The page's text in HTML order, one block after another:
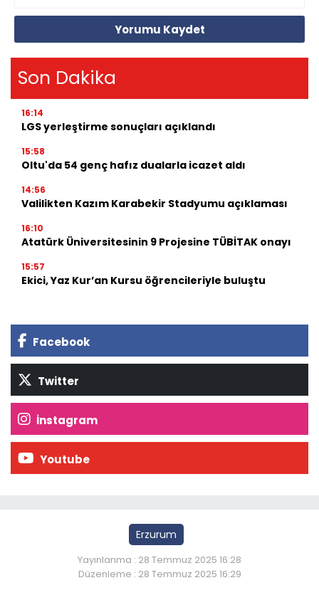
Yorumu Kaydet
Son Dakika
16:14
LGS yerleştirme sonuçları açıklandı
15:58
Oltu'da 54 genç hafız dualarla icazet aldı
14:56
Valilikten Kazım Karabekir Stadyumu açıklaması
16:10
Atatürk Üniversitesinin 9 Projesine TÜBİTAK onayı
15:57
Ekici, Yaz Kur’an Kursu öğrencileriyle buluştu
Facebook
Twitter
İnstagram
Youtube
Erzurum
Yayınlanma : 28 Temmuz 2025 16:28
Düzenleme : 28 Temmuz 2025 16:29